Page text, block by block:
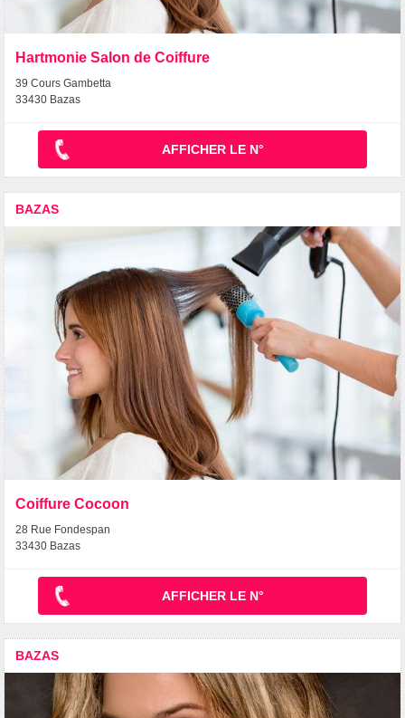
Hartmonie Salon de Coiffure
39 Cours Gambetta
33430 Bazas
AFFICHER LE N°
BAZAS
Coiffure Cocoon
28 Rue Fondespan
33430 Bazas
AFFICHER LE N°
BAZAS